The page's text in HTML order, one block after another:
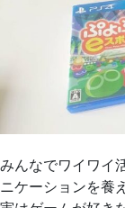
みんなでワイワイ
ニケーションを養